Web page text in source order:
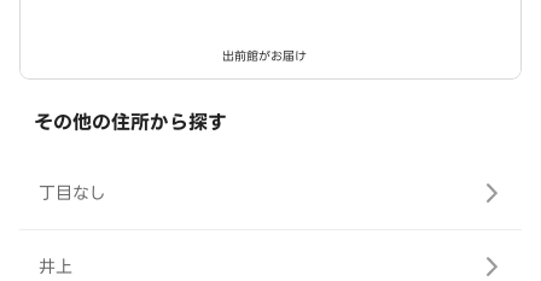
出前館がお届け
その他の住所から探す
丁目なし
井上